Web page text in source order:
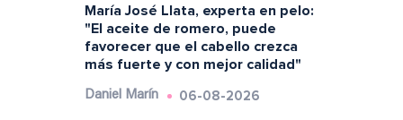
María José Llata, experta en pelo:
"El aceite de romero, puede
favorecer que el cabello crezca
más fuerte y con mejor calidad"
Daniel Marín 06-08-2026